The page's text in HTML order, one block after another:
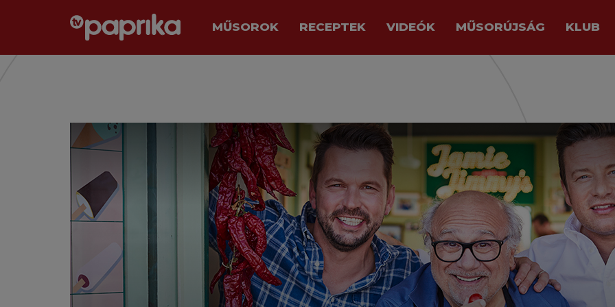
MŰSOROK RECEPTEK VIDEÓK MŰSORÚJSÁG KLUB